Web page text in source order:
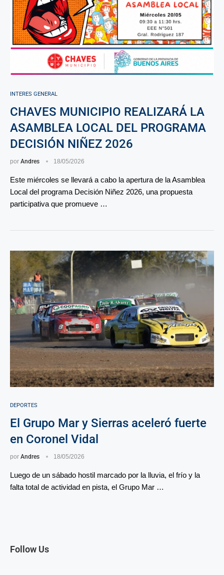
INTERES GENERAL
CHAVES MUNICIPIO REALIZARÁ LA
ASAMBLEA LOCAL DEL PROGRAMA
DECISIÓN NIÑEZ 2026
por Andres 18/05/2026
Este miércoles se llevará a cabo la apertura de la Asamblea
Local del programa Decisión Niñez 2026, una propuesta
participativa que promueve …
DEPORTES
El Grupo Mar y Sierras aceleró fuerte
en Coronel Vidal
por Andres 18/05/2026
Luego de un sábado hostil marcado por la lluvia, el frío y la
falta total de actividad en pista, el Grupo Mar …
Follow Us